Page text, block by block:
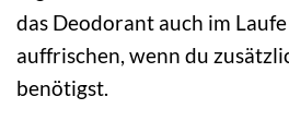
das Deodorant auch im Laufe
auffrischen, wenn du
benötigst.